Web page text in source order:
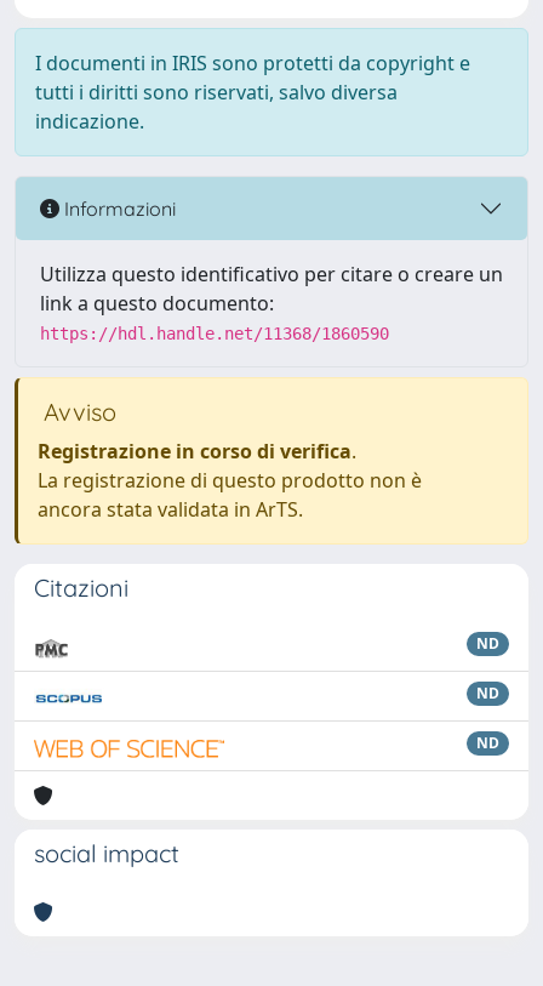
I documenti in IRIS sono protetti da copyright e
tutti i diritti sono riservati, salvo diversa
indicazione.
Informazioni
Utilizza questo identificativo per citare o creare un
link a questo documento:
https://hdl.handle.net/11368/1860590
Avviso
Registrazione in corso di verifica.
La registrazione di questo prodotto non è
ancora stata validata in ArTS.
Citazioni
ND
ND
ND
social impact